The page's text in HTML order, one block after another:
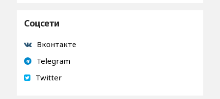
Соцсети
Вконтакте
Telegram
Twitter